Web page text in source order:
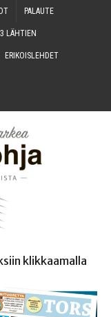
PALAU­TE
LÄHTIEN
ERI­KOIS­LEH­DET
klikkaamalla